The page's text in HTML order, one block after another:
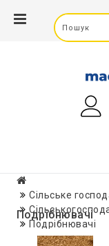
Сільське
Подрібнювачі
Подрібнювачі